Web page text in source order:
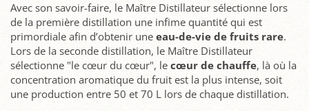
Avec son savoir-faire, le Maître Distillateur sélectionne lors
de la première distillation une infime quantité qui est
primordiale afin d’obtenir une eau-de-vie de fruits rare.
Lors de la seconde distillation, le Maître Distillateur
sélectionne "le cœur du cœur", le cœur de chauffe, là où la
concentration aromatique du fruit est la plus intense, soit
une production entre 50 et 70 L lors de chaque distillation.